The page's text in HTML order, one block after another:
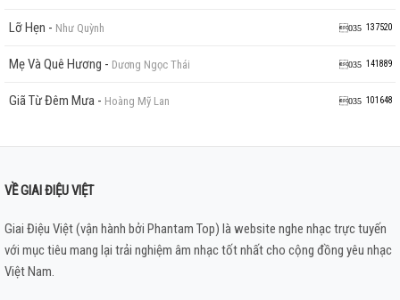
Lỡ Hẹn - Như Quỳnh 137520
Mẹ Và Quê Hương - Dương Ngọc Thái 141889
Giã Từ Đêm Mưa - Hoàng Mỹ Lan 101648
VỀ GIAI ĐIỆU VIỆT
Giai Điệu Việt (vận hành bởi Phantam Top) là website nghe nhạc trực tuyến
với mục tiêu mang lại trải nghiệm âm nhạc tốt nhất cho cộng đồng yêu nhạc
Việt Nam.